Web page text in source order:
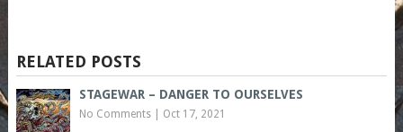
RELATED POSTS
STAGEWAR – DANGER TO OURSELVES
No Comments| Oct 17, 2021